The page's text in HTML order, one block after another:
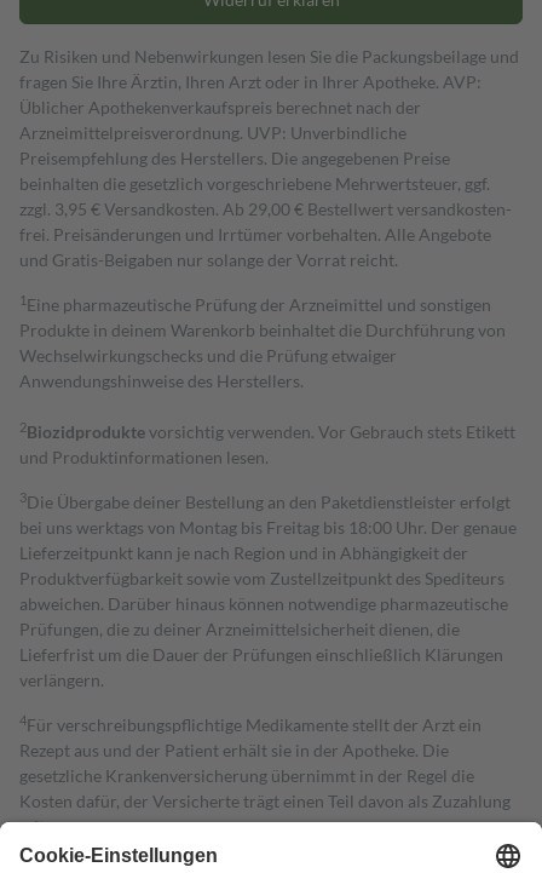
Zu Risiken und Nebenwirkungen lesen Sie die Packungsbeilage und
fragen Sie Ihre Ärztin, Ihren Arzt oder in Ihrer Apotheke. AVP:
Üblicher Apothekenverkaufspreis berechnet nach der
Arzneimittelpreisverordnung. UVP: Unverbindliche
Preisempfehlung des Herstellers. Die angegebenen Preise
beinhalten die gesetzlich vorgeschriebene Mehrwertsteuer, ggf.
zzgl. 3,95 € Versandkosten. Ab 29,00 € Bestell­wert versand­kosten­
frei. Preisänderungen und Irrtümer vorbehalten. Alle Angebote
und Gratis-Beigaben nur solange der Vorrat reicht.
1 Eine pharmazeutische Prüfung der Arzneimittel und sonstigen
Produkte in deinem Warenkorb beinhaltet die Durchführung von
Wechselwirkungschecks und die Prüfung etwaiger
Anwendungshinweise des Herstellers.
2Biozidproduktevorsichtig verwenden. Vor Gebrauch stets Etikett
und Produktinformationen lesen.
3Die Übergabe deiner Bestellung an den Paketdienstleister erfolgt
bei uns werktags von Montag bis Freitag bis 18:00 Uhr. Der genaue
Lieferzeitpunkt kann je nach Region und in Abhängigkeit der
Produktverfügbarkeit sowie vom Zustellzeitpunkt des Spediteurs
abweichen. Darüber hinaus können notwendige pharmazeutische
Prüfungen, die zu deiner Arzneimittelsicherheit dienen, die
Lieferfrist um die Dauer der Prüfungen einschließlich Klärungen
verlängern.
4Für verschreibungspflichtige Medikamente stellt der Arzt ein
Rezept aus und der Patient erhält sie in der Apotheke. Die
gesetzliche Krankenversicherung übernimmt in der Regel die
Kosten dafür, der Versicherte trägt einen Teil davon als Zuzahlung
mit.
Grundsätzlich leisten Mitglieder Zuzahlungen in Höhe von zehn